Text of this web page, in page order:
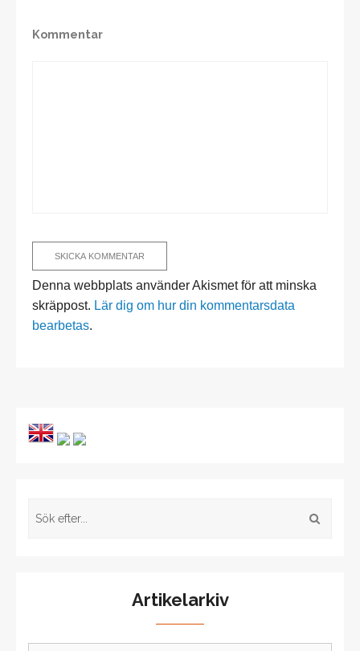
Kommentar
Denna webbplats använder Akismet för att minska
skräppost. Lär dig om hur din kommentarsdata
bearbetas.
Artikelarkiv